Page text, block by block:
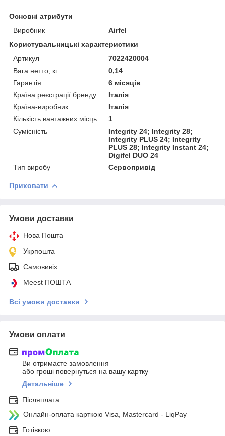
Основні атрибути
Виробник
Airfel
Користувальницькі характеристики
Артикул
7022420004
Вага нетто, кг
0,14
Гарантія
6 місяців
Країна реєстрації бренду
Італія
Країна-виробник
Італія
Кількість вантажних місць
1
Сумісність
Integrity 24; Integrity 28;
Integrity PLUS 24; Integrity
PLUS 28; Integrity Instant 24;
Digifel DUO 24
Тип виробу
Сервопривід
Приховати
Умови доставки
Нова Пошта
Укрпошта
Самовивіз
Meest ПОШТА
Всі умови доставки
Умови оплати
Ви отримаєте замовлення
або гроші повернуться на вашу картку
Детальніше
Післяплата
Онлайн-оплата карткою Visa, Mastercard - LiqPay
Готівкою